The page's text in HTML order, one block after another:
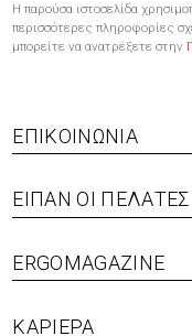
Η παρούσα ιστοσελίδα
περισσότερες πληροφορίες
μπορείτε να ανατρέξετε στην
Footer
menu
ΕΠΙΚΟΙΝΩΝΊΑ
ΕΊΠΑΝ ΟΙ
ERGOMAGAZINE
ΚΑΡΙΈΡΑ